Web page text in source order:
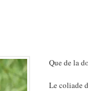
Que de la
Le coliade